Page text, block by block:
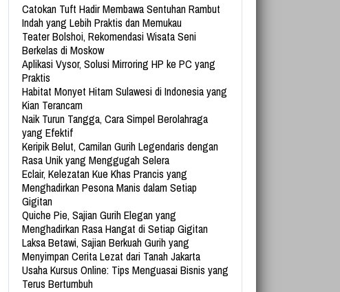
Catokan Tuft Hadir Membawa Sentuhan Rambut
Indah yang Lebih Praktis dan Memukau
Teater Bolshoi, Rekomendasi Wisata Seni
Berkelas di Moskow
Aplikasi Vysor, Solusi Mirroring HP ke PC yang
Praktis
Habitat Monyet Hitam Sulawesi di Indonesia yang
Kian Terancam
Naik Turun Tangga, Cara Simpel Berolahraga
yang Efektif
Keripik Belut, Camilan Gurih Legendaris dengan
Rasa Unik yang Menggugah Selera
Eclair, Kelezatan Kue Khas Prancis yang
Menghadirkan Pesona Manis dalam Setiap
Gigitan
Quiche Pie, Sajian Gurih Elegan yang
Menghadirkan Rasa Hangat di Setiap Gigitan
Laksa Betawi, Sajian Berkuah Gurih yang
Menyimpan Cerita Lezat dari Tanah Jakarta
Usaha Kursus Online: Tips Menguasai Bisnis yang
Terus Bertumbuh